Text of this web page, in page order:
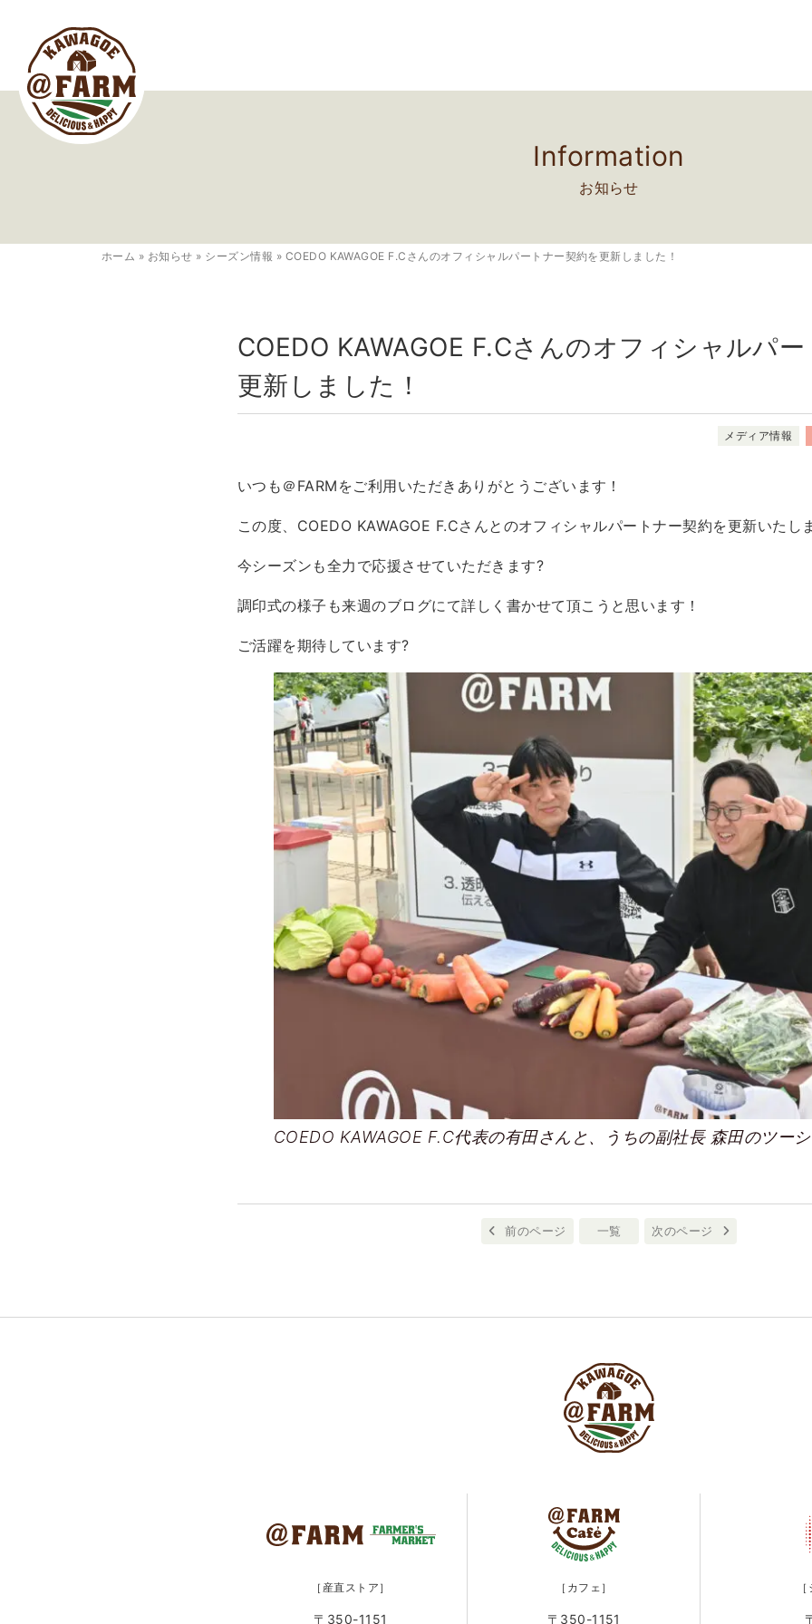
Information
お知らせ
ホーム » お知らせ » シーズン情報 » COEDO KAWAGOE F.Cさんのオフィシャルパートナー契約を更新しました！
COEDO KAWAGOE F.Cさんのオフィシャルパ
更新しました！
メディア情報
いつも＠FARMをご利用いただきありがとうございます！
この度、COEDO KAWAGOE F.Cさんとのオフィシャルパートナー契約を更新いたし
今シーズンも全力で応援させていただきます?
調印式の様子も来週のブログにて詳しく書かせて頂こうと思います！
ご活躍を期待しています?
COEDO KAWAGOE F.C代表の有田さんと、うちの副社長 森田のツー
前のページ 一覧 次のページ
［産直ストア］
〒350-1151
［カフェ］
〒350-1151